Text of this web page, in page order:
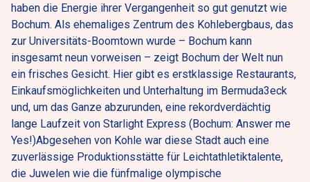
haben die Energie ihrer Vergangenheit so gut genutzt wie
Bochum. Als ehemaliges Zentrum des Kohlebergbaus, das
zur Universitäts-Boomtown wurde – Bochum kann
insgesamt neun vorweisen – zeigt Bochum der Welt nun
ein frisches Gesicht. Hier gibt es erstklassige Restaurants,
Einkaufsmöglichkeiten und Unterhaltung im Bermuda3eck
und, um das Ganze abzurunden, eine rekordverdächtig
lange Laufzeit von Starlight Express (Bochum: Answer me
Yes!)Abgesehen von Kohle war diese Stadt auch eine
zuverlässige Produktionsstätte für Leichtathletiktalente,
die Juwelen wie die fünfmalige olympische